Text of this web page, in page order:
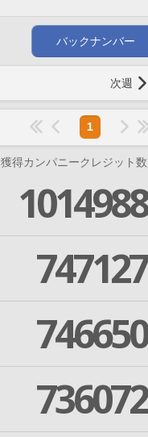
バックナンバー
次週
1
獲得カンパニークレジット数
1014988
747127
746650
736072